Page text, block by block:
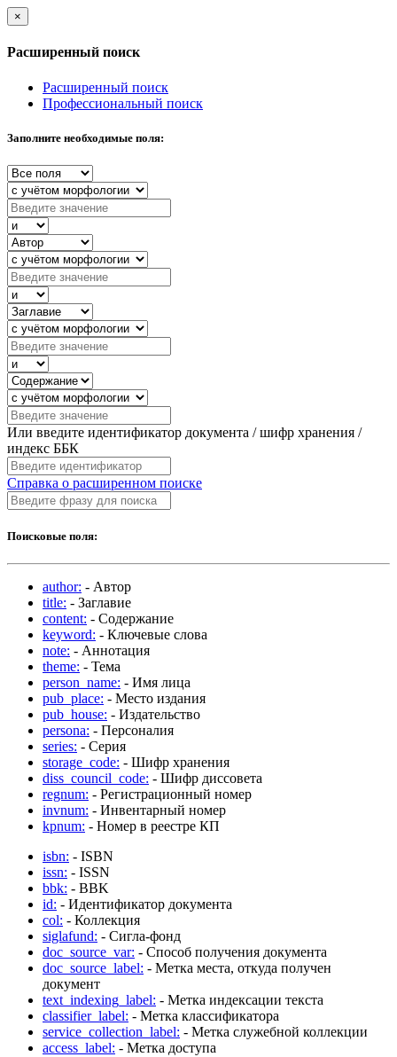
×
Расширенный поиск
Расширенный поиск
Профессиональный поиск
Заполните необходимые поля:
Или введите идентификатор документа / шифр хранения /
индекс ББК
Справка о расширенном поиске
Поисковые поля:
author: - Автор
title: - Заглавие
content: - Содержание
keyword: - Ключевые слова
note: - Аннотация
theme: - Тема
person_name: - Имя лица
pub_place: - Место издания
pub_house: - Издательство
persona: - Персоналия
series: - Серия
storage_code: - Шифр хранения
diss_council_code: - Шифр диссовета
regnum: - Регистрационный номер
invnum: - Инвентарный номер
kpnum: - Номер в реестре КП
isbn: - ISBN
issn: - ISSN
bbk: - BBK
id: - Идентификатор документа
col: - Коллекция
siglafund: - Сигла-фонд
doc_source_var: - Способ получения документа
doc_source_label: - Метка места, откуда получен
документ
text_indexing_label: - Метка индексации текста
classifier_label: - Метка классификатора
service_collection_label: - Метка служебной коллекции
access_label: - Метка доступа